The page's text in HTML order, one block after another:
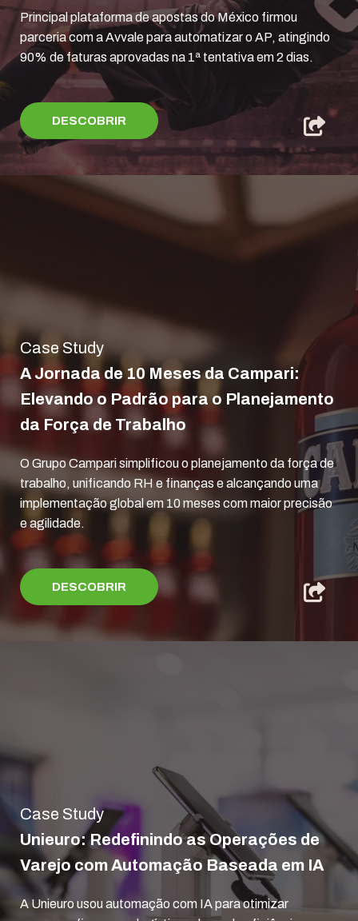
Principal plataforma de apostas do México firmou
parceria com a Avvale para automatizar o AP, atingindo
90% de faturas aprovadas na 1ª tentativa em 2 dias.
DESCOBRIR
Case Study
A Jornada de 10 Meses da Campari:
Elevando o Padrão para o Planejamento
da Força de Trabalho
O Grupo Campari simplificou o planejamento da força de
trabalho, unificando RH e finanças e alcançando uma
implementação global em 10 meses com maior precisão
e agilidade.
DESCOBRIR
Case Study
Unieuro: Redefinindo as Operações de
Varejo com Automação Baseada em IA
A Unieuro usou automação com IA para otimizar